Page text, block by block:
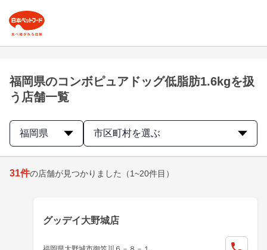
福岡県のコンボピュアドッグ低脂肪1.6kgを扱
う店舗一覧
福岡県 市区町村を選ぶ
31件の店舗が見つかりました （1~20件目）
グッデイ大野城店